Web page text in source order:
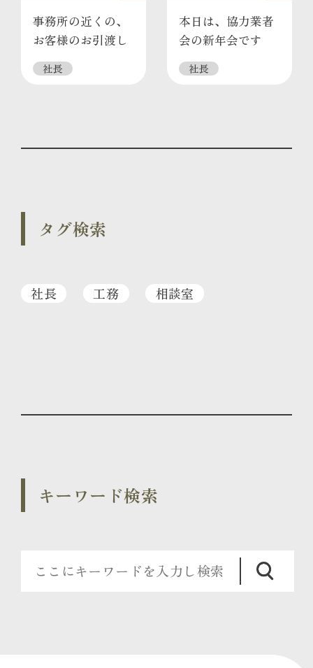
事務所の近くの、
お客様のお引渡し
社長
本日は、協力業者
会の新年会です
社長
タグ検索
社長 工務 相談室
キーワード検索